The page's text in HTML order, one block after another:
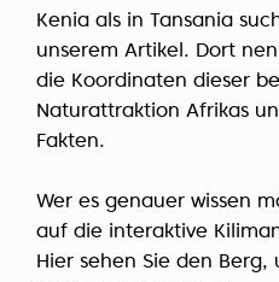
Kenia als in Tansania
unserem Artikel. Dort
die Koordinaten dieser
Naturattraktion Afrikas
Fakten.
Wer es genauer wissen
auf die interaktive
Hier sehen Sie den